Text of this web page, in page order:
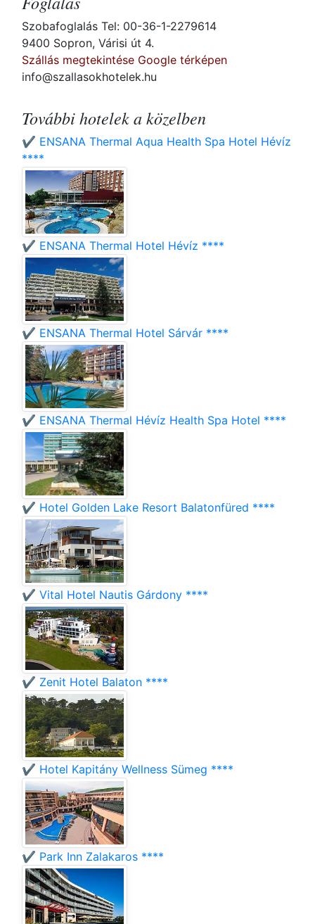
Szobafoglalás Tel: 00-36-1-2279614
9400 Sopron, Várisi út 4.
Szállás megtekintése Google térképen
info@szallasokhotelek.hu
További hotelek a közelben
✔️ ENSANA Thermal Aqua Health Spa Hotel Hévíz
****
✔️ ENSANA Thermal Hotel Hévíz ****
✔️ ENSANA Thermal Hotel Sárvár ****
✔️ ENSANA Thermal Hévíz Health Spa Hotel ****
✔️ Hotel Golden Lake Resort Balatonfüred ****
✔️ Vital Hotel Nautis Gárdony ****
✔️ Zenit Hotel Balaton ****
✔️ Hotel Kapitány Wellness Sümeg ****
✔️ Park Inn Zalakaros ****